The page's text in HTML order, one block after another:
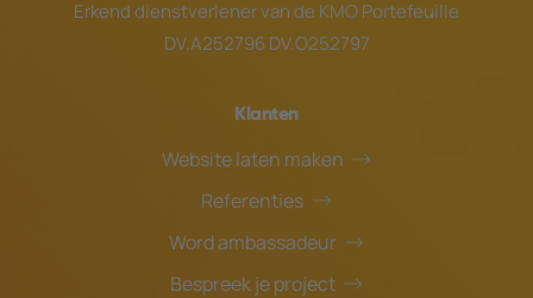
Erkend dienstverlener van de KMO Portefeuille
DV.A252796 DV.O252797
Klanten
Website laten maken
Referenties
Word ambassadeur
Bespreek je project